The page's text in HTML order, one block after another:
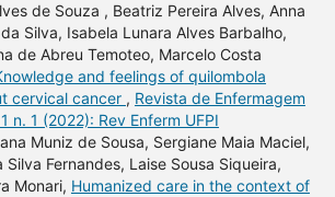
de Souza , Beatriz Pereira Alves, Anna
Silva, Isabela Lunara Alves Barbalho,
de Abreu Temoteo, Marcelo Costa
and feelings of quilombola
cervical cancer , Revista de Enfermagem
n. 1 (2022): Rev Enferm UFPI
Muniz de Sousa, Sergiane Maia Maciel,
Silva Fernandes, Laise Sousa Siqueira,
Monari, Humanized care in the context of